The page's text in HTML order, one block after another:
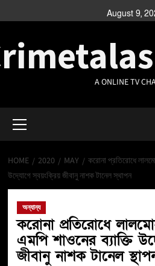
August 9,
A ONLINE TV
HOME 2020 MAY
করোনা প্রতিরোধে
উদ্যোগে স্বয়ংক্রিয় জীবানু নাশক টানেল স্থাপন
অন্যান্য
করোনা প্রতিরোধে
এমপি শাওনের ব্যাক্তি
জীবানু নাশক টানেল